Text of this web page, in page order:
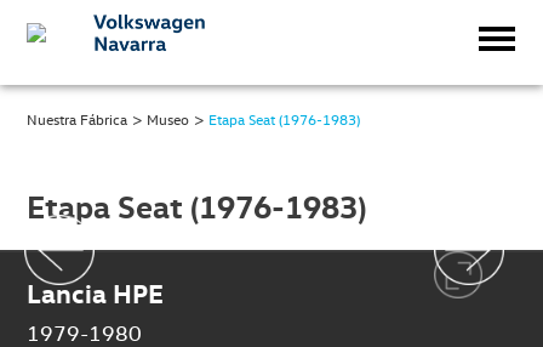
Nuestra Fábrica > Museo > Etapa Seat (1976-1983)
Etapa Seat (1976-1983)
Lancia HPE
1979-1980